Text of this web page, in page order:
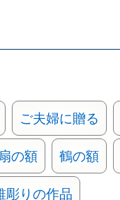
ご夫婦に贈る
の額 鶴の額
彫りの作品